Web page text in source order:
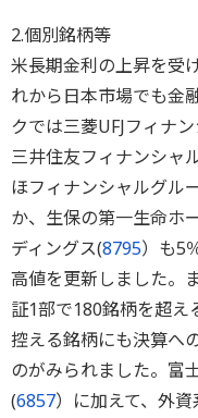
2.個別銘柄等
米長期金利の上昇を受
れから日本市場でも金
クでは三菱UFJフィナ
三井住友フィナンシャ
ほフィナンシャルグル
か、生保の第一生命ホ
ディングス(8795）も5
高値を更新しました。
証1部で180銘柄を超え
控える銘柄にも決算へ
のがみられました。富
(6857）に加えて、外